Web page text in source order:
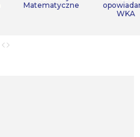
Matematyczne
WKA